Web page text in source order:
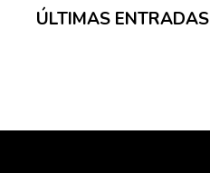
ÚLTIMAS ENTRADAS